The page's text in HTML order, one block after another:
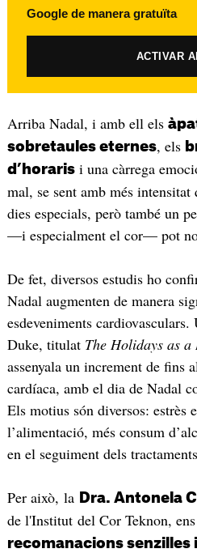
Google de manera gratuïta
ACTIVAR
Arriba Nadal, i amb ell els
sobretaules eternes, els
d’horarisi una càrrega
mal, se sent amb més intensitat
dies especials, però també un
—i especialment el cor— pot
De fet, diversos estudis ho
Nadal augmenten de manera
esdeveniments
Duke, titulat The Holidays as
assenyala un increment de fins
cardíaca, amb el dia de Nadal
Els motius són diversos: estrès
l’alimentació, més consum
en el seguiment dels
Per això, la Dra. Antonela
de l'Institut del Cor Teknon,
recomanacions senzilles